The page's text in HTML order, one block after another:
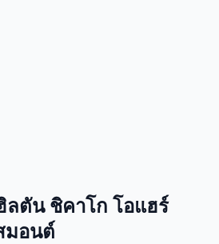
ลตัน ชิคาโก โอแฮร์
มอนต์